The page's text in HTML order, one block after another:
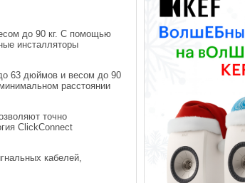
до 90 кг. С помощью
инсталляторы
63 дюймов и весом до 90
расстоянии
точно
ClickConnect
кабелей,